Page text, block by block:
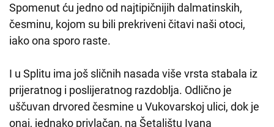
Spomenut ću jedno od najtipičnijih dalmatinskih,
česminu, kojom su bili prekriveni čitavi naši otoci,
iako ona sporo raste.
I u Splitu ima još sličnih nasada više vrsta stabala iz
prijeratnog i poslijeratnog razdoblja. Odlično je
uščuvan drvored česmine u Vukovarskoj ulici, dok je
onaj, jednako privlačan, na Šetalištu Ivana